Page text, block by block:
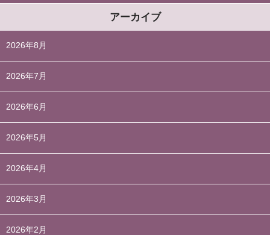
アーカイブ
2026年8月
2026年7月
2026年6月
2026年5月
2026年4月
2026年3月
2026年2月